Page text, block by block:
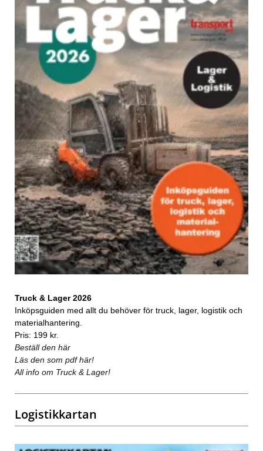
Truck & Lager 2026
Inköpsguiden med allt du behöver för truck, lager, logistik och
materialhantering.
Pris: 199 kr.
Beställ den här
Läs den som pdf här!
All info om Truck & Lager!
Logistikkartan